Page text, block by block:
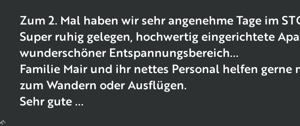
Zum 2. Mal haben wir sehr angenehme Tage im
Super ruhig gelegen, hochwertig eingerichtete
wunderschöner Entspannungsbereich...
Familie Mair und ihr nettes Personal helfen gerne
zum Wandern oder Ausflügen.
Sehr gute ...